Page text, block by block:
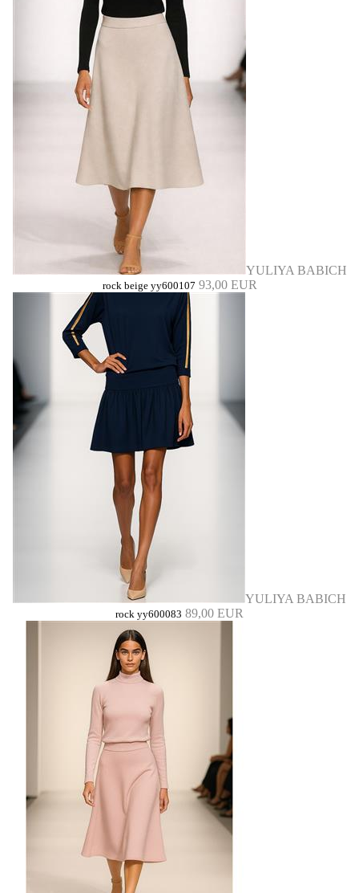
YULIYA BABICH
rock beige yy600107 93,00 EUR
YULIYA BABICH
rock yy600083 89,00 EUR